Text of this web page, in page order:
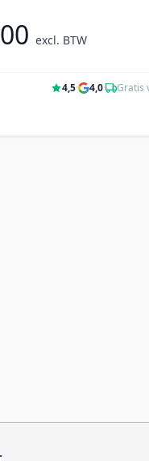
excl. BTW
4,5· 4,0· Gratis